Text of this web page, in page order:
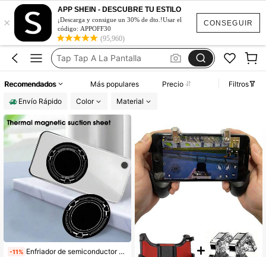
CONSEGUIR
×
APP SHEIN - DESCUBRE TU ESTILO
¡Descarga y consigue un 30% de dto.!Usar el
código: APPOFF30
(95,960)
Gatillos Gamer Para Celular
Auto Clicker
Tap Tap A La Pantalla
Gatillos Gamer Para Celular
Recomendados Más populares Precio
Filtros
Envío Rápido
Color Material
-11% Enfriador de semiconductor magnético metálico de 6 cm de diseño nuevo con pegatina de disipador de calor compatible con el montaje magnético para automóvil Magsafe, apto para teléfonos inteligentes y tabletas